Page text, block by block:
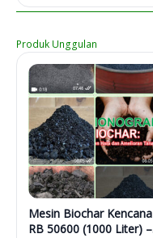
Produk Unggulan
Mesin Biochar Kencana
RB 50600 (1000 Liter) –